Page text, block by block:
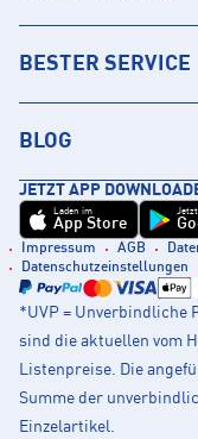
BESTER SERVICE
BLOG
JETZT APP
Laden im
App Store
Jetzt
Impressum AGB
Datenschutzeinstellungen
*UVP = Unverbindliche
sind die aktuellen vom
Listenpreise. Die
Summe der
Einzelartikel.